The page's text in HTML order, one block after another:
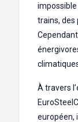
impossible
trains, des
À travers
européen,